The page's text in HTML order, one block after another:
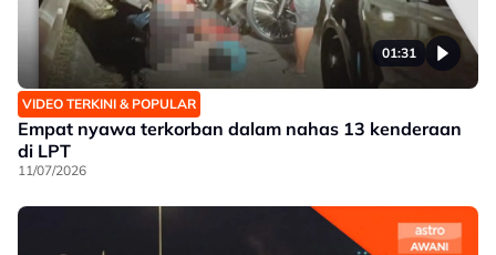
01:31
VIDEO TERKINI & POPULAR
Empat nyawa terkorban dalam nahas 13 kenderaan
di LPT
11/07/2026